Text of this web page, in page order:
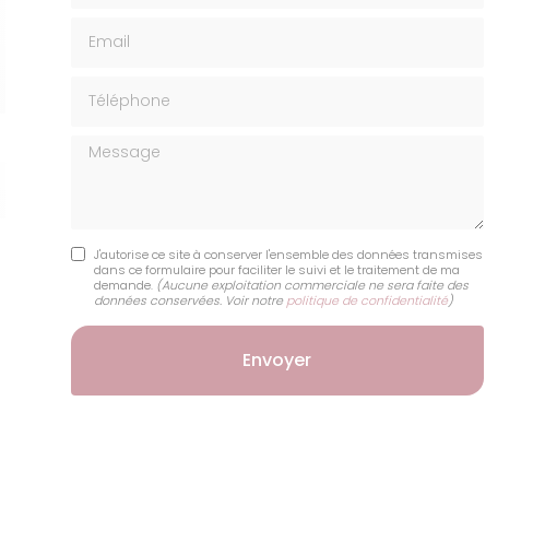
Message
J'autorise ce site à conserver l'ensemble des données transmises
dans ce formulaire pour faciliter le suivi et le traitement de ma
demande. (Aucune exploitation commerciale ne sera faite des
données conservées. Voir notre politique de confidentialité)